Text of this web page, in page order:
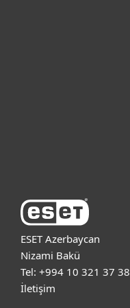
ESET Azerbaycan
Nizami Bakü
Tel: +994 10 321 37 38
İletişim